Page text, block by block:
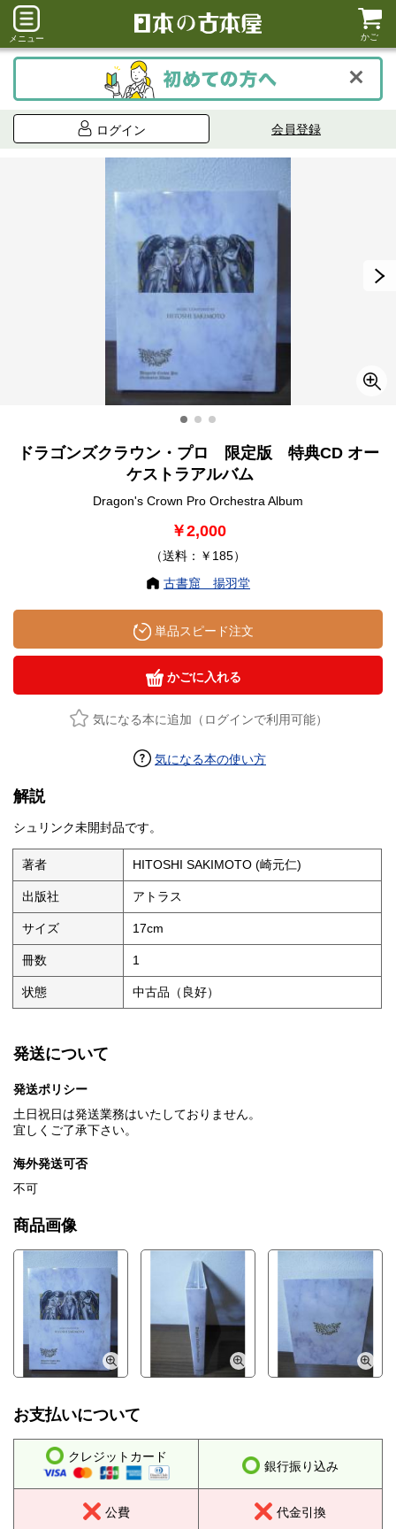
メニュー かご
ログイン 会員登録
ドラゴンズクラウン・プロ 限定版 特典CD オー
ケストラアルバム
Dragon's Crown Pro Orchestra Album
￥2,000
（送料：￥185）
古書窟 揚羽堂
単品スピード注文
かごに入れる
気になる本に追加（ログインで利用可能）
気になる本の使い方
解説
シュリンク未開封品です。
著者 HITOSHI SAKIMOTO (崎元仁)
出版社 アトラス
サイズ 17cm
冊数 1
状態 中古品（良好）
発送について
発送ポリシー
土日祝日は発送業務はいたしておりません。
宜しくご了承下さい。
海外発送可否
不可
商品画像
お支払いについて
クレジットカード
銀行振り込み
公費 代金引換